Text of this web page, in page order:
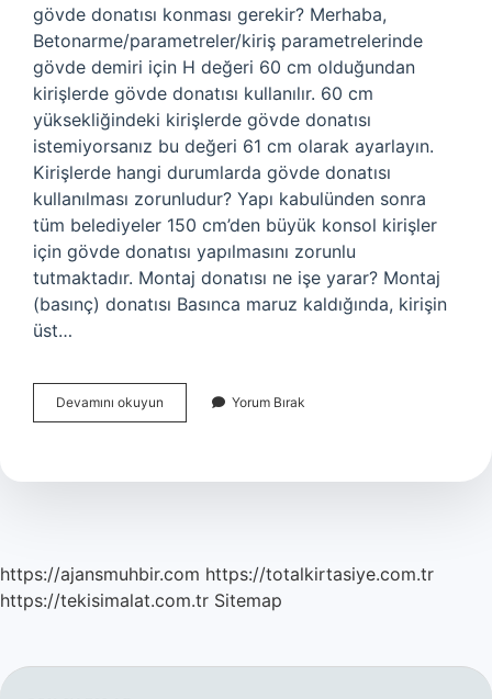
gövde donatısı konması gerekir? Merhaba,
Betonarme/parametreler/kiriş parametrelerinde
gövde demiri için H değeri 60 cm olduğundan
kirişlerde gövde donatısı kullanılır. 60 cm
yüksekliğindeki kirişlerde gövde donatısı
istemiyorsanız bu değeri 61 cm olarak ayarlayın.
Kirişlerde hangi durumlarda gövde donatısı
kullanılması zorunludur? Yapı kabulünden sonra
tüm belediyeler 150 cm’den büyük konsol kirişler
için gövde donatısı yapılmasını zorunlu
tutmaktadır. Montaj donatısı ne işe yarar? Montaj
(basınç) donatısı Basınca maruz kaldığında, kirişin
üst…
Devamını okuyun
Donatısı
Atılır
Yorum Bırak
https://ajansmuhbir.com https://totalkirtasiye.com.tr
https://tekisimalat.com.tr Sitemap